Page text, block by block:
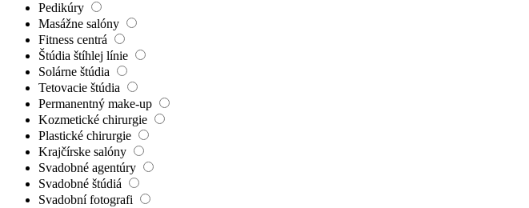
Pedikúry
Masážne salóny
Fitness centrá
Štúdia štíhlej línie
Solárne štúdia
Tetovacie štúdia
Permanentný make-up
Kozmetické chirurgie
Plastické chirurgie
Krajčírske salóny
Svadobné agentúry
Svadobné štúdiá
Svadobní fotografi